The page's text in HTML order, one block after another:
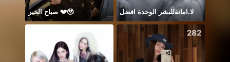
صباح الخير 💔🥹 لا.امانةللبشر الوحدة افضل
282